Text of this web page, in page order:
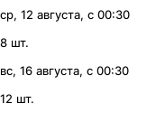
ср, 12 августа, с 00:30
8 шт.
вс, 16 августа, с 00:30
12 шт.